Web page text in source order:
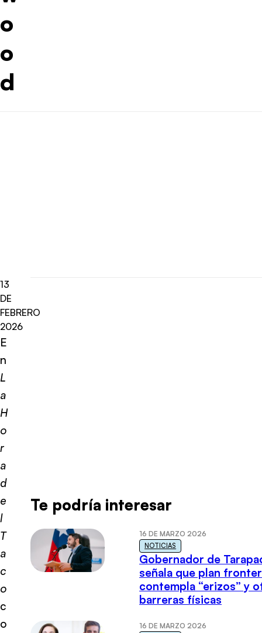
o
o
d
13
DE
FEBRERO
2026
E
n
L
a
H
o
r
a
d
e
l
T
a
c
o
c
o
Te podría interesar
16 DE MARZO 2026
NOTICIAS
Gobernador de
señala que plan
contempla “erizos” y
barreras físicas
16 DE MARZO 2026